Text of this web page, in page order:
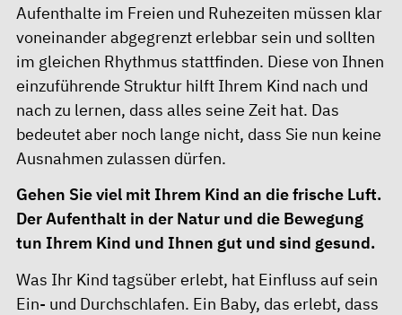
Aufenthalte im Freien und Ruhezeiten müssen klar
voneinander abgegrenzt erlebbar sein und sollten
im gleichen Rhythmus stattfinden. Diese von Ihnen
einzuführende Struktur hilft Ihrem Kind nach und
nach zu lernen, dass alles seine Zeit hat. Das
bedeutet aber noch lange nicht, dass Sie nun keine
Ausnahmen zulassen dürfen.
Gehen Sie viel mit Ihrem Kind an die frische Luft.
Der Aufenthalt in der Natur und die Bewegung
tun Ihrem Kind und Ihnen gut und sind gesund.
Was Ihr Kind tagsüber erlebt, hat Einfluss auf sein
Ein- und Durchschlafen. Ein Baby, das erlebt, dass